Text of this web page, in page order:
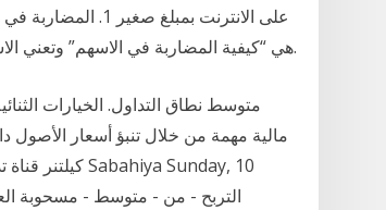
على الانترنت
على Google هي “كيفية المضاربة في الاسهم” وتعني الاستثمار في سوق الأسهم على أساس التداول اليومي.
متوسط نطاق التداول. الخيارات
مالية مهمة من خلال تنبؤ أسعار